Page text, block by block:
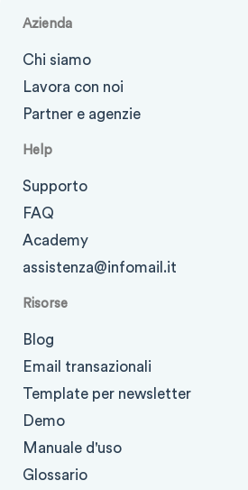
Azienda
Chi siamo
Lavora con noi
Partner e agenzie
Help
Supporto
FAQ
Academy
assistenza@infomail.it
Risorse
Blog
Email transazionali
Template per newsletter
Demo
Manuale d'uso
Glossario